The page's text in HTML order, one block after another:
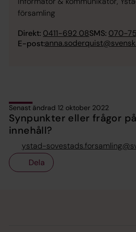
församling
Direkt: 0411-692 08SMS: 070-
E-post:
Senast ändrad 12 oktober 2022
Synpunkter eller frågor
innehåll?
ystad-
Dela